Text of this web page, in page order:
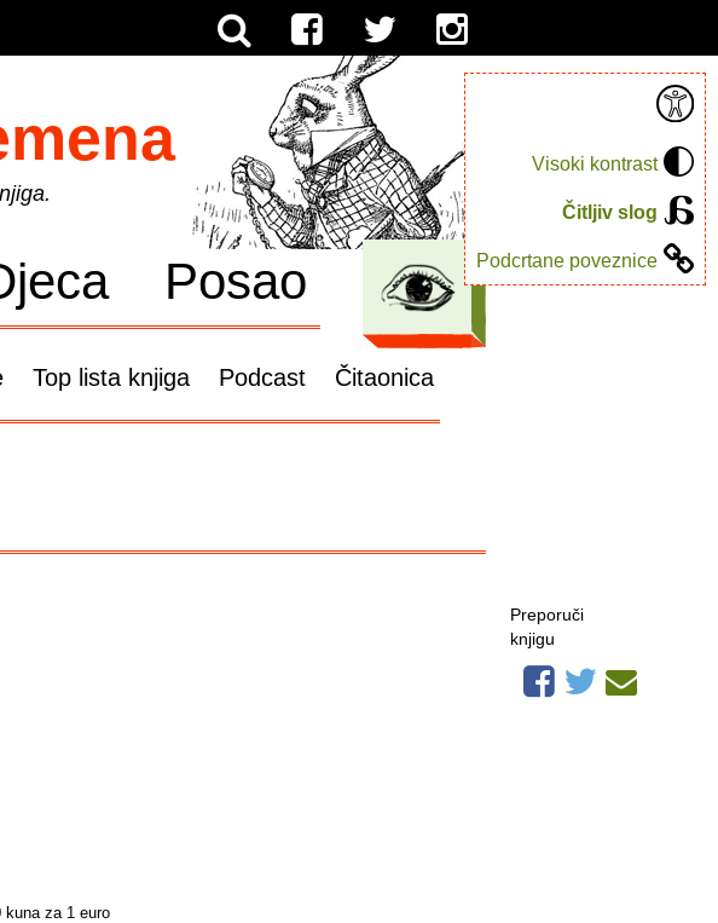
Visoki kontrast
Čitljiv slog
Podcrtane poveznice
Posao
Top lista knjiga Podcast Čitaonica
kuna za 1 euro
Preporuči
knjigu